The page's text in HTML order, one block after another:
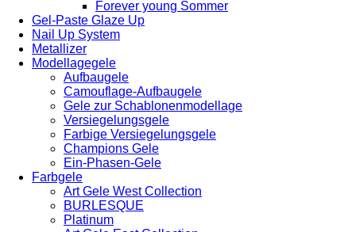
Forever young Sommer
Gel-Paste Glaze Up
Nail Up System
Metallizer
Modellagegele
Aufbaugele
Camouflage-Aufbaugele
Gele zur Schablonenmodellage
Versiegelungsgele
Farbige Versiegelungsgele
Champions Gele
Ein-Phasen-Gele
Farbgele
Art Gele West Collection
BURLESQUE
Platinum